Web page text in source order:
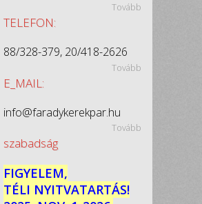
Tovább
TELEFON:
88/328-379, 20/418-2626
Tovább
E_MAIL:
info@faradykerekpar.hu
Tovább
szabadság
FIGYELEM,
TÉLI NYITVATARTÁS!